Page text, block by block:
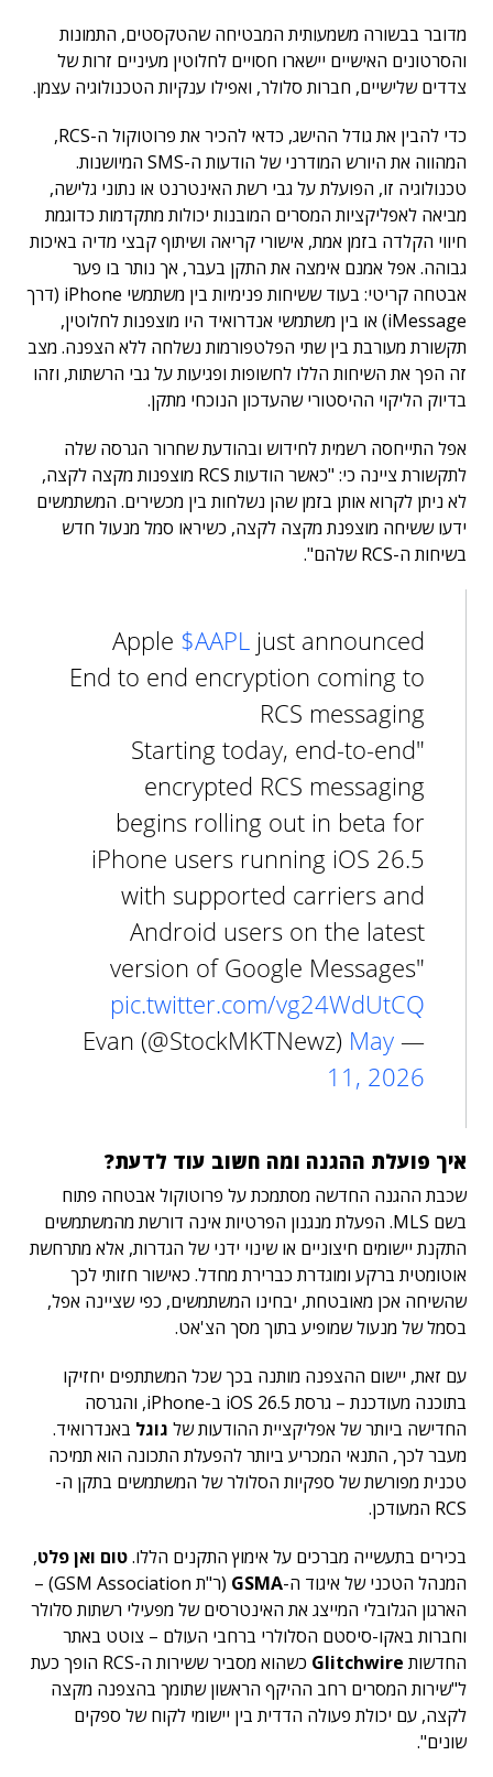
מדובר בבשורה משמעותית המבטיחה שהטקסטים, התמונות
והסרטונים האישיים יישארו חסויים לחלוטין מעיניים זרות של
צדדים שלישיים, חברות סלולר, ואפילו ענקיות הטכנולוגיה עצמן.
כדי להבין את גודל ההישג, כדאי להכיר את פרוטוקול ה-RCS,
המהווה את היורש המודרני של הודעות ה-SMS המיושנות.
טכנולוגיה זו, הפועלת על גבי רשת האינטרנט או נתוני גלישה,
מביאה לאפליקציות המסרים המובנות יכולות מתקדמות כדוגמת
חיווי הקלדה בזמן אמת, אישורי קריאה ושיתוף קבצי מדיה באיכות
גבוהה. אפל אמנם אימצה את התקן בעבר, אך נותר בו פער
אבטחה קריטי: בעוד ששיחות פנימיות בין משתמשי iPhone (דרך
iMessage) או בין משתמשי אנדרואיד היו מוצפנות לחלוטין,
תקשורת מעורבת בין שתי הפלטפורמות נשלחה ללא הצפנה. מצב
זה הפך את השיחות הללו לחשופות ופגיעות על גבי הרשתות, וזהו
בדיוק הליקוי ההיסטורי שהעדכון הנוכחי מתקן.
אפל התייחסה רשמית לחידוש ובהודעת שחרור הגרסה שלה
לתקשורת ציינה כי: "כאשר הודעות RCS מוצפנות מקצה לקצה,
לא ניתן לקרוא אותן בזמן שהן נשלחות בין מכשירים. המשתמשים
ידעו ששיחה מוצפנת מקצה לקצה, כשיראו סמל מנעול חדש
בשיחות ה-RCS שלהם".
Apple $AAPL just announced
End to end encryption coming to
RCS messaging
"Starting today, end-to-end
encrypted RCS messaging
begins rolling out in beta for
iPhone users running iOS 26.5
with supported carriers and
Android users on the latest
version of Google Messages"
pic.twitter.com/vg24WdUtCQ
— Evan (@StockMKTNewz)
May
11, 2026
איך פועלת ההגנה ומה חשוב עוד לדעת?
שכבת ההגנה החדשה מסתמכת על פרוטוקול אבטחה פתוח
בשם MLS. הפעלת מנגנון הפרטיות אינה דורשת מהמשתמשים
התקנת יישומים חיצוניים או שינוי ידני של הגדרות, אלא מתרחשת
אוטומטית ברקע ומוגדרת כברירת מחדל. כאישור חזותי לכך
שהשיחה אכן מאובטחת, יבחינו המשתמשים, כפי שציינה אפל,
בסמל של מנעול שמופיע בתוך מסך הצ'אט.
עם זאת, יישום ההצפנה מותנה בכך שכל המשתתפים יחזיקו
בתוכנה מעודכנת – גרסת iOS 26.5 ב-iPhone, והגרסה
החדישה ביותר של אפליקציית ההודעות של גוגל באנדרואיד.
מעבר לכך, התנאי המכריע ביותר להפעלת התכונה הוא תמיכה
טכנית מפורשת של ספקיות הסלולר של המשתמשים בתקן ה-
RCS המעודכן.
בכירים בתעשייה מברכים על אימוץ התקנים הללו.טום ואן פלט,
המנהל הטכני של איגוד ה-GSMA (ר"ת
GSM Association) –
הארגון הגלובלי המייצג את האינטרסים של מפעילי רשתות סלולר
וחברות באקו-סיסטם הסלולרי ברחבי העולם – צוטט באתר
החדשות Glitchwire
כשהוא מסביר ששירות ה-RCS הופך כעת
ל"שירות המסרים רחב ההיקף הראשון שתומך בהצפנה מקצה
לקצה, עם יכולת פעולה הדדית בין יישומי לקוח של ספקים
שונים".